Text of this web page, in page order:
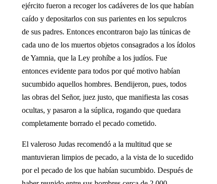
ejército fueron a recoger los cadáveres de los que habían
caído y depositarlos con sus parientes en los sepulcros
de sus padres. Entonces encontraron bajo las túnicas de
cada uno de los muertos objetos consagrados a los ídolos
de Yamnia, que la Ley prohíbe a los judíos. Fue
entonces evidente para todos por qué motivo habían
sucumbido aquellos hombres. Bendijeron, pues, todos
las obras del Señor, juez justo, que manifiesta las cosas
ocultas, y pasaron a la súplica, rogando que quedara
completamente borrado el pecado cometido.
El valeroso Judas recomendó a la multitud que se
mantuvieran limpios de pecado, a la vista de lo sucedido
por el pecado de los que habían sucumbido. Después de